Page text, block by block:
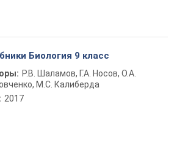
Биология 9 класс
Р.В. Шаламов, Г.А. Носов, О.А.
М.С. Калиберда
2017